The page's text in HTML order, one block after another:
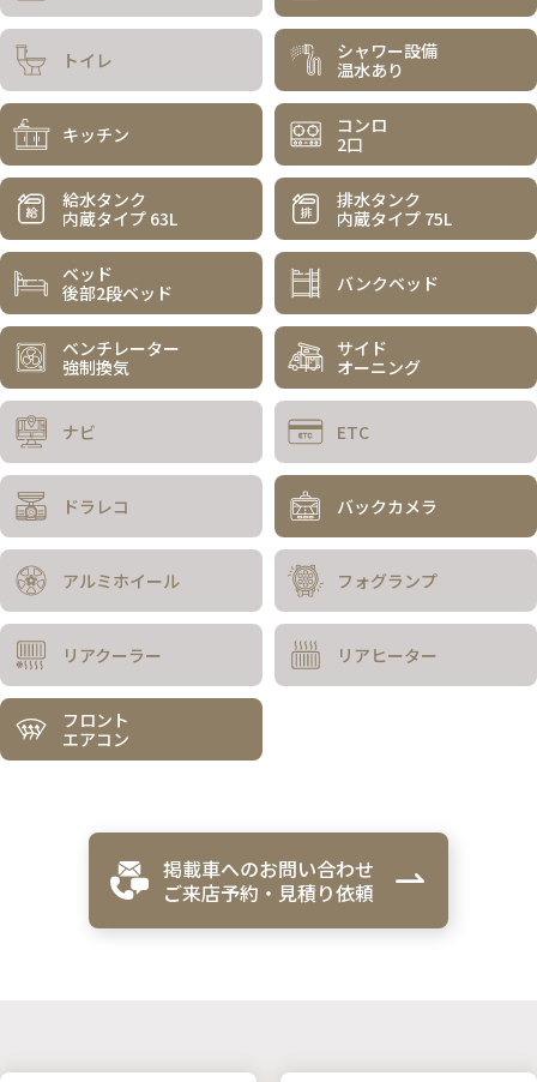
トイレ
シャワー設備
温水あり
キッチン
コンロ
2口
給水タンク
内蔵タイプ 63L
排水タンク
内蔵タイプ 75L
ベッド
後部2段ベッド
バンクベッド
ベンチレーター
強制換気
サイド
オーニング
ナビ ETC
ドラレコ バックカメラ
アルミホイール フォグランプ
リアクーラー リアヒーター
フロント
エアコン
掲載車へのお問い合わせ
ご来店予約・見積り依頼